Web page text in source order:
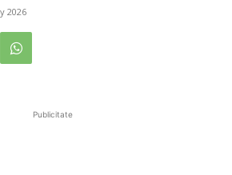
2026
Publicitate